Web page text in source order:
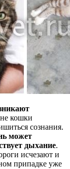
кошки
сознания.
может
дыхание.
исчезают и
припадке уже